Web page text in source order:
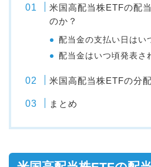
米国高配当株ETFの配
のか？
配当金の支払い日はい
配当金はいつ頃発表さ
米国高配当株ETFの分
まとめ